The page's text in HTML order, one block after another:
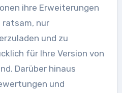
ihre Erweiterungen
ratsam, nur
und zu
für Ihre Version von
Darüber hinaus
und